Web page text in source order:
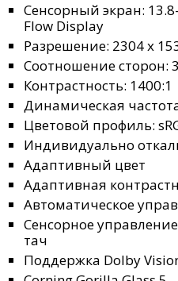
Сенсорный экран:
Flow Display
Разрешение: 2304 x
Соотношение сторон:
Контрастность: 1400:1
Динамическая
Цветовой профиль:
Индивидуально
Адаптивный цвет
Адаптивная
Автоматическое
Сенсорное
тач
Поддержка Dolby